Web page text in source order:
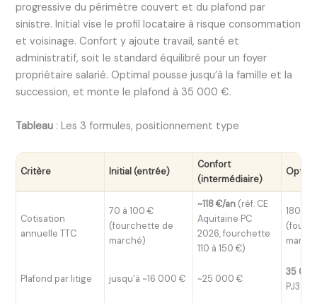
progressive du périmètre couvert et du plafond par
sinistre. Initial vise le profil locataire à risque consommation
et voisinage. Confort y ajoute travail, santé et
administratif, soit le standard équilibré pour un foyer
propriétaire salarié. Optimal pousse jusqu’à la famille et la
succession, et monte le plafond à 35 000 €.
Tableau : Les 3 formules, positionnement type
Critère Initial (entrée)
Confort
(intermédiaire)
Cotisation
annuelle TTC
70 à 100 €
(fourchette de
marché)
~118 €/an (réf. CE
Aquitaine PC
2026, fourchette
110 à 150 €)
180 à
Plafond par litige jusqu’à ~16 000 € ~25 000 €
35
PJ3-